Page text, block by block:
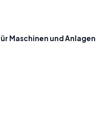
Maschinen und Anlagen